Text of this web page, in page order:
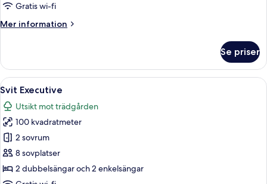
Gratis wi-fi
Mer information
Mer
Se priser
Öppna
alla
foton
för
Svit
Executive
En säng med ett himmelstält, två
5
Svit Executive
Utsikt mot trädgården
100 kvadratmeter
2 sovrum
8 sovplatser
2 dubbelsängar och 2 enkelsängar